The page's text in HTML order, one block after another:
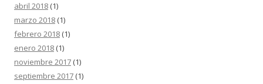
abril 2018 (1)
marzo 2018 (1)
febrero 2018 (1)
enero 2018 (1)
noviembre 2017 (1)
septiembre 2017 (1)